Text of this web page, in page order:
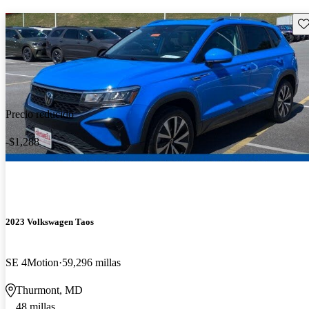
Precio reducido
-$1,288
2023 Volkswagen Taos
SE 4Motion 59,296 millas
Thurmont, MD